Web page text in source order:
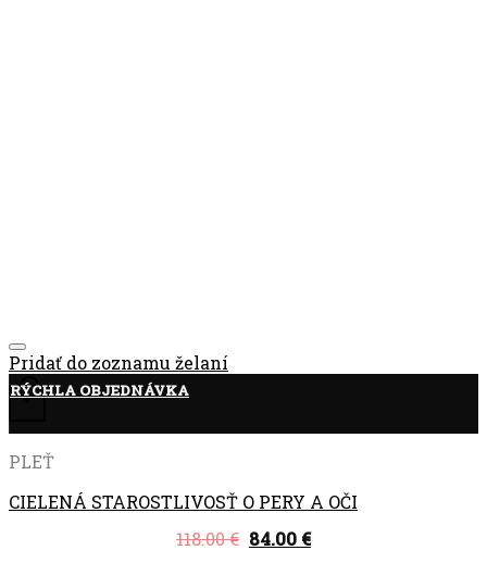
Pridať do zoznamu želaní
+
RÝCHLA OBJEDNÁVKA
PLEŤ
CIELENÁ STAROSTLIVOSŤ O PERY A OČI
118.00€ 84.00 €